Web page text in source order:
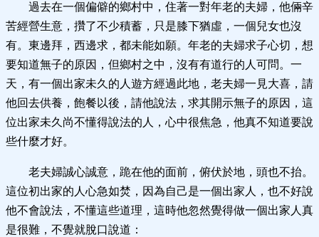
過去在一個偏僻的鄉村中，住著一對年老的夫婦，他倆辛
苦經營生意，攢了不少積蓄，只是膝下猶虛，一個兒女也沒
有。東邊拜，西邊求，都未能如願。年老的夫婦求子心切，想
要知道無子的原因，但鄉村之中，沒有有道行的人可問。一
天，有一個出家未久的人遊方經過此地，老夫婦一見大喜，請
他回去供養，飽餐以後，請他說法，求其開示無子的原因，這
位出家未久尚不懂得說法的人，心中很焦急，他真不知道要說
些什麼才好。
老夫婦誠心誠意，跪在他的面前，俯伏於地，頭也不抬。
這位初出家的人心急如焚，因為自己是一個出家人，也不好說
他不會說法，不懂這些道理，這時他忽然覺得做一個出家人真
是很難，不覺就脫口說道：